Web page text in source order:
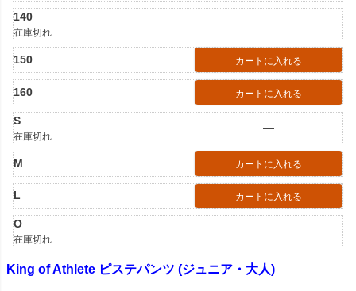
140
在庫切れ
—
150 カートに入れる
160 カートに入れる
S
在庫切れ
—
M カートに入れる
L カートに入れる
O
在庫切れ
—
King of Athlete ピステパンツ (ジュニア・大人)